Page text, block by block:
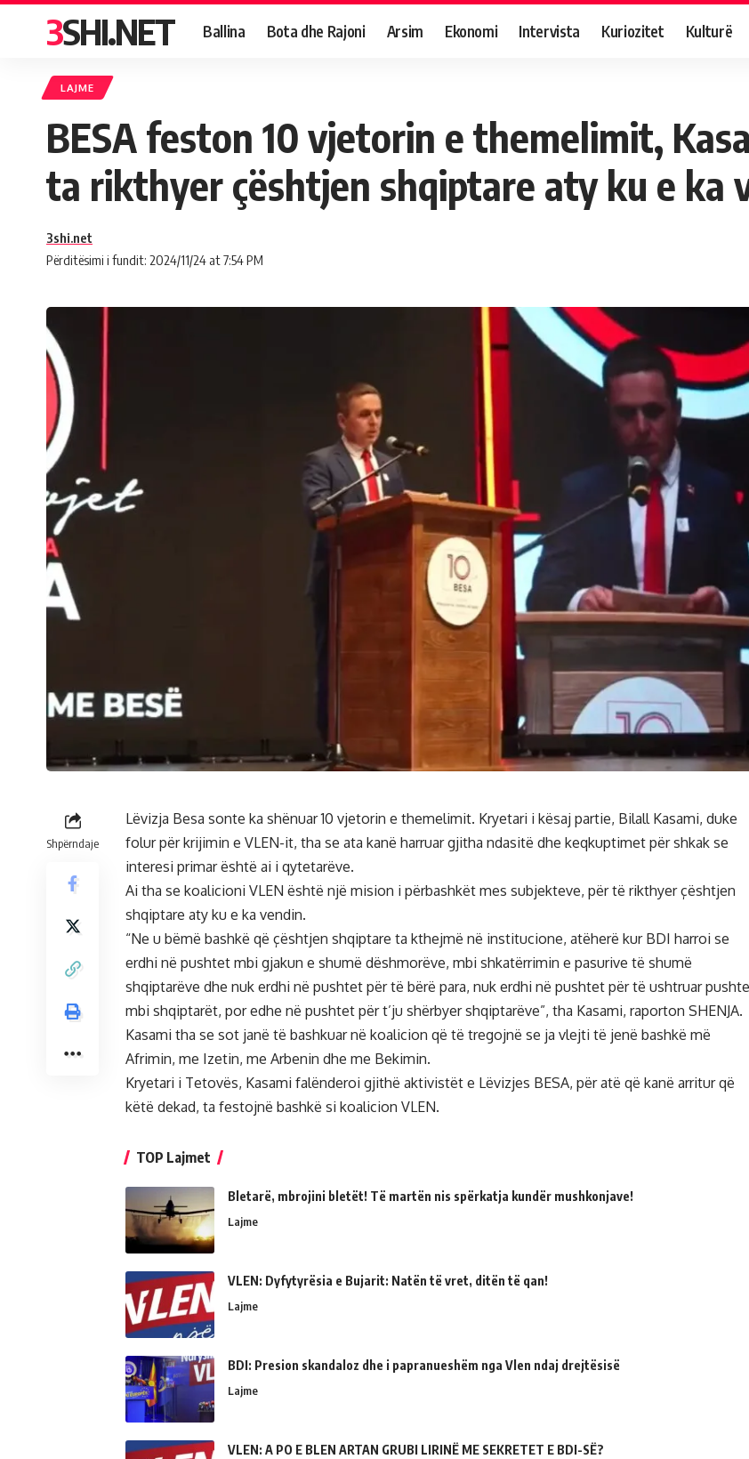
3SHI.NET Ballina Bota dhe Rajoni Arsim Ekonomi Intervista Kuriozitet Kulturë
LAJME
BESA feston 10 vjetorin e themelimit,
ta rikthyer çështjen shqiptare aty ku e ka
Përditësimi i fundit: 2024/11/24 at 7:54 PM
3shi.net
Shpërndaje
Lëvizja Besa sonte ka shënuar 10 vjetorin e themelimit. Kryetari i kësaj partie, Bilall Kasami, duke
folur për krijimin e VLEN-it, tha se ata kanë harruar gjitha ndasitë dhe keqkuptimet për shkak se
interesi primar është ai i qytetarëve.
Ai tha se koalicioni VLEN është një mision i përbashkët mes subjekteve, për të rikthyer çështjen
shqiptare aty ku e ka vendin.
“Ne u bëmë bashkë që çështjen shqiptare ta kthejmë në institucione, atëherë kur BDI harroi se
erdhi në pushtet mbi gjakun e shumë dëshmorëve, mbi shkatërrimin e pasurive të shumë
shqiptarëve dhe nuk erdhi në pushtet për të bërë para, nuk erdhi në pushtet për të ushtruar
mbi shqiptarët, por edhe në pushtet për t’ju shërbyer shqiptarëve”, tha Kasami, raporton SHENJA.
Kasami tha se sot janë të bashkuar në koalicion që të tregojnë se ja vlejti të jenë bashkë më
Afrimin, me Izetin, me Arbenin dhe me Bekimin.
Kryetari i Tetovës, Kasami falënderoi gjithë aktivistët e Lëvizjes BESA, për atë që kanë arritur që
këtë dekad, ta festojnë bashkë si koalicion VLEN.
TOP Lajmet
Bletarë, mbrojini bletët! Të martën nis spërkatja kundër mushkonjave!
Lajme
VLEN: Dyfytyrësia e Bujarit: Natën të vret, ditën të qan!
Lajme
BDI: Presion skandaloz dhe i papranueshëm nga Vlen ndaj drejtësisë
Lajme
VLEN: A PO E BLEN ARTAN GRUBI LIRINË ME SEKRETET E BDI-SË?